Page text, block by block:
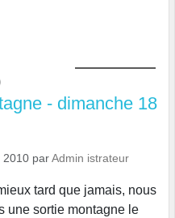
- dimanche 18
2010 parAdmin istrateur
tard que jamais, nous
une sortie montagne le